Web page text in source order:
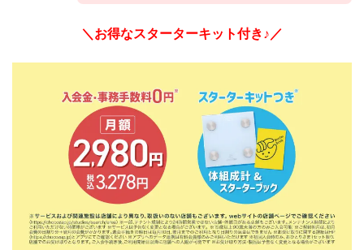
＼お得なスターターキット付き♪／